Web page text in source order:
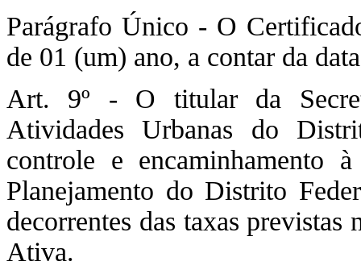
Parágrafo Único - O
de 01 (um) ano, a contar da
Art. 9º - O titular da
Atividades Urbanas do
controle e encaminhamento
Planejamento do Distrito
decorrentes das taxas
Ativa.